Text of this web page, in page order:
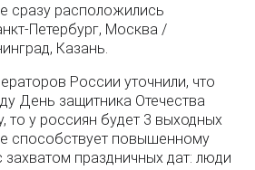
сразу расположились
Петербург, Москва /
Казань.
России уточнили, что
День защитника Отечества
то у россиян будет 3 выходных
способствует повышенному
захватом праздничных дат: люди